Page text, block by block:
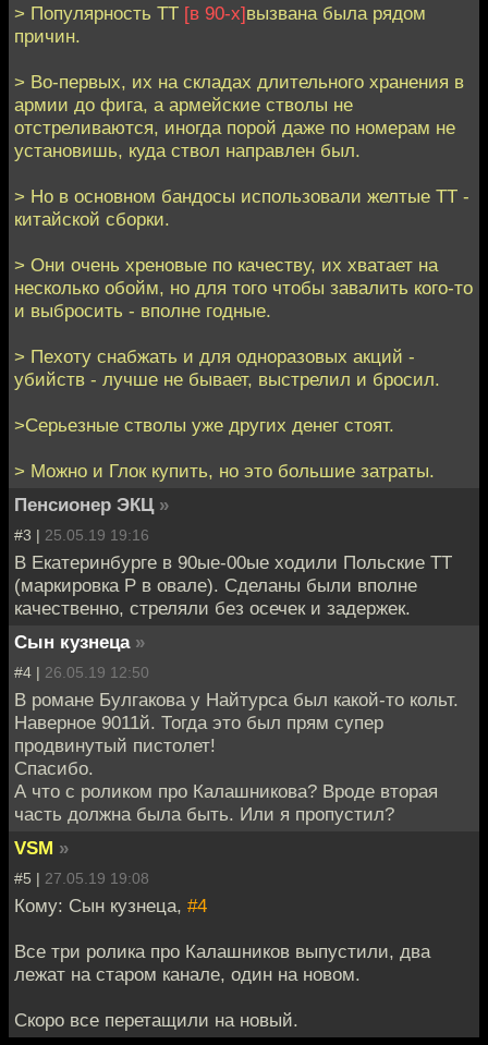
> Популярность ТТ [в 90-х]вызвана была рядом
причин.
> Во-первых, их на складах длительного хранения в
армии до фига, а армейские стволы не
отстреливаются, иногда порой даже по номерам не
установишь, куда ствол направлен был.
> Но в основном бандосы использовали желтые ТТ -
китайской сборки.
> Они очень хреновые по качеству, их хватает на
несколько обойм, но для того чтобы завалить кого-то
и выбросить - вполне годные.
> Пехоту снабжать и для одноразовых акций -
убийств - лучше не бывает, выстрелил и бросил.
>Серьезные стволы уже других денег стоят.
> Можно и Глок купить, но это большие затраты.
Пенсионер ЭКЦ »
#3 | 25.05.19 19:16
В Екатеринбурге в 90ые-00ые ходили Польские ТТ
(маркировка Р в овале). Сделаны были вполне
качественно, стреляли без осечек и задержек.
Сын кузнеца »
#4 | 26.05.19 12:50
В романе Булгакова у Найтурса был какой-то кольт.
Наверное 9011й. Тогда это был прям супер
продвинутый пистолет!
Спасибо.
А что с роликом про Калашникова? Вроде вторая
часть должна была быть. Или я пропустил?
VSM »
#5 | 27.05.19 19:08
Кому: Сын кузнеца, #4
Все три ролика про Калашников выпустили, два
лежат на старом канале, один на новом.
Скоро все перетащили на новый.